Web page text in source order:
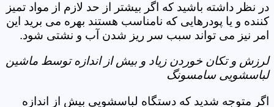
در نظر داشته باشید که اگر بیشتر از حد لازم از مواد تمیز
کننده و یا پودرهایی که نامناسب هستند بهره می برید این
امر نیز می تواند سبب سر ریز شدن آب و نشتی شود.
لرزش و تکان خوردن زیاد و بیش از اندازه توسط ماشین
لباسشویی سامسونگ
اگر متوجه شدید که دستگاه لباسشویی بیش از اندازه